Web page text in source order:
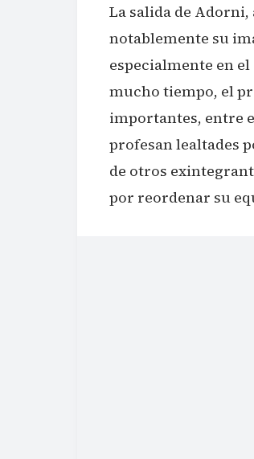
La salida de
notablemente su
especialmente en
mucho tiempo, el
importantes, entre
profesan lealtades
de otros
por reordenar su